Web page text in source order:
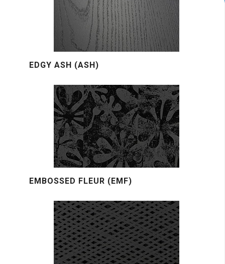
EDGY ASH (ASH)
EMBOSSED FLEUR (EMF)